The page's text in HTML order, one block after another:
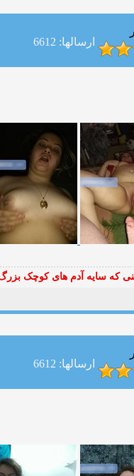
ارسالها: 6612
که سایه آدم های کوچک
ارسالها: 6612